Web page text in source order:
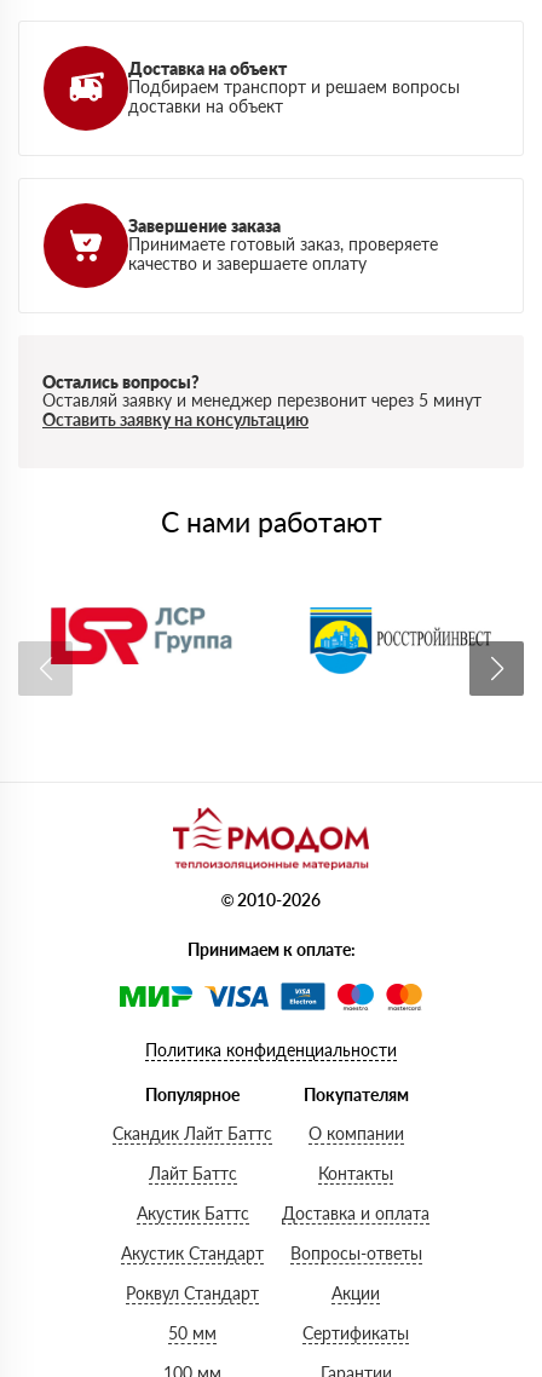
Доставка на объект
Подбираем транспорт и решаем вопросы
доставки на объект
Завершение заказа
Принимаете готовый заказ, проверяете
качество и завершаете оплату
Остались вопросы?
Оставляй заявку и менеджер перезвонит через 5 минут
Оставить заявку на консультацию
С нами работают
© 2010-2026
Принимаем к оплате:
Политика конфиденциальности
Популярное
Скандик Лайт Баттс
Лайт Баттс
Акустик Баттс
Акустик Стандарт
Роквул Стандарт
50 мм
Покупателям
О компании
Контакты
Доставка и оплата
Вопросы-ответы
Акции
Сертификаты